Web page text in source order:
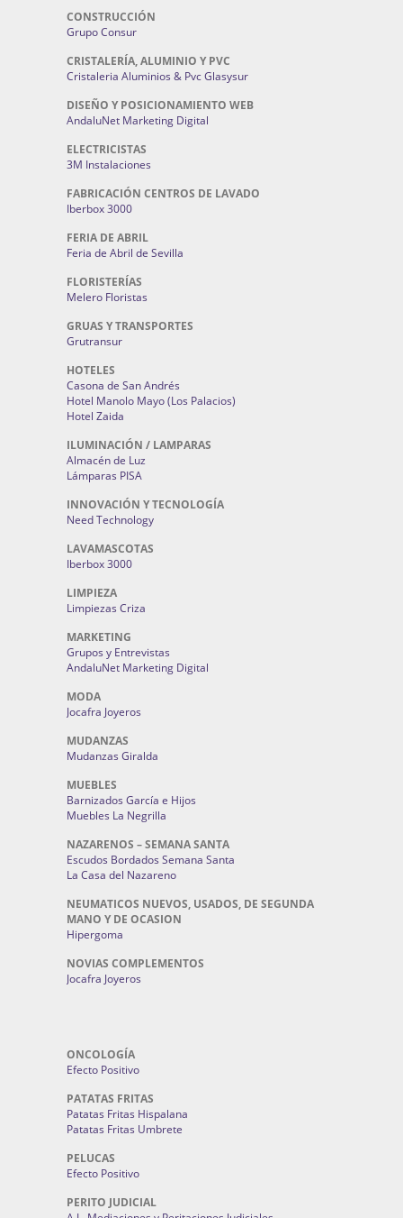
CONSTRUCCIÓN
Grupo Consur
CRISTALERÍA, ALUMINIO Y PVC
Cristaleria Aluminios & Pvc Glasysur
DISEÑO Y POSICIONAMIENTO WEB
AndaluNet Marketing Digital
ELECTRICISTAS
3M Instalaciones
FABRICACIÓN CENTROS DE LAVADO
Iberbox 3000
FERIA DE ABRIL
Feria de Abril de Sevilla
FLORISTERÍAS
Melero Floristas
GRUAS Y TRANSPORTES
Grutransur
HOTELES
Casona de San Andrés
Hotel Manolo Mayo (Los Palacios)
Hotel Zaida
ILUMINACIÓN / LAMPARAS
Almacén de Luz
Lámparas PISA
INNOVACIÓN Y TECNOLOGÍA
Need Technology
LAVAMASCOTAS
Iberbox 3000
LIMPIEZA
Limpiezas Criza
MARKETING
Grupos y Entrevistas
AndaluNet Marketing Digital
MODA
Jocafra Joyeros
MUDANZAS
Mudanzas Giralda
MUEBLES
Barnizados García e Hijos
Muebles La Negrilla
NAZARENOS – SEMANA SANTA
Escudos Bordados Semana Santa
La Casa del Nazareno
NEUMATICOS NUEVOS, USADOS, DE SEGUNDA
MANO Y DE OCASION
Hipergoma
NOVIAS COMPLEMENTOS
Jocafra Joyeros
ONCOLOGÍA
Efecto Positivo
PATATAS FRITAS
Patatas Fritas Hispalana
Patatas Fritas Umbrete
PELUCAS
Efecto Positivo
PERITO JUDICIAL